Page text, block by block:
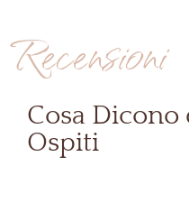
Recensioni
Cosa
Ospiti